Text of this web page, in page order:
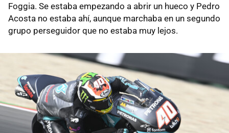
Foggia. Se estaba empezando a abrir un hueco y Pedro
Acosta no estaba ahí, aunque marchaba en un segundo
grupo perseguidor que no estaba muy lejos.